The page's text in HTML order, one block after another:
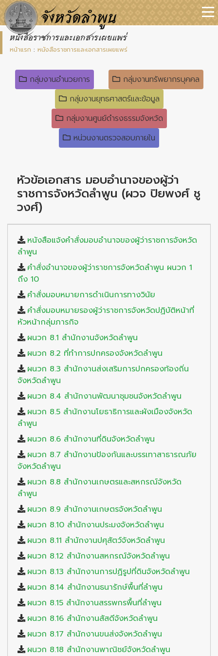
หนังสือราชการและเอกสารเผยแพร่
หน้าแรก : หนังสือราชการและเอกสารเผยแพร่
กลุ่มงานอำนวยการ
กลุ่มงานทรัพยากรบุคคล
กลุ่มงานยุทธศาสตร์และข้อมูล
กลุ่มงานศูนย์ดำรงธรรมจังหวัด
หน่วนงานตรวจสอบภายใน
หัวข้อเอกสาร มอบอำนาจของผู้ว่า
ราชการจังหวัดลำพูน (ผวจ ปิยพงศ์ ชู
วงศ์)
หนังสือแจ้งคำสั่งมอบอำนาจของผู้ว่าราชการจังหวัด
ลำพูน
คำสั่งอำนาจของผู้ว่าราชการจังหวัดลำพูน ผนวก 1
ถึง 10
คำสั่งมอบหมายการดำเนินการทางวินัย
คำสั่งมอบหมายรองผู้ว่าราชการจังหวัดปฏิบัติหน้าที่
หัวหน้ากลุ่มภารกิจ
ผนวก 8.1 สำนักงานจังหวัดลำพูน
ผนวก 8.2 ที่ทำการปกครองจังหวัดลำพูน
ผนวก 8.3 สำนักงานส่งเสริมการปกครองท้องถิ่น
จังหวัดลำพูน
ผนวก 8.4 สำนักงานพัฒนาชุมชนจังหวัดลำพูน
ผนวก 8.5 สำนักงานโยธาธิการและผังเมืองจังหวัด
ลำพูน
ผนวก 8.6 สำนักงานที่ดินจังหวัดลำพูน
ผนวก 8.7 สำนักงานป้องกันและบรรเทาสาธารณภัย
จังหวัดลำพูน
ผนวก 8.8 สำนักงานเกษตรและสหกรณ์จังหวัด
ลำพูน
ผนวก 8.9 สำนักงานเกษตรจังหวัดลำพูน
ผนวก 8.10 สำนักงานประมงจังหวัดลำพูน
ผนวก 8.11 สำนักงานปศุสัตว์จังหวัดลำพูน
ผนวก 8.12 สำนักงานสหกรณ์จังหวัดลำพูน
ผนวก 8.13 สำนักงานการปฏิรูปที่ดินจังหวัดลำพูน
ผนวก 8.14 สำนักงานธนารักษ์พื้นที่ลำพูน
ผนวก 8.15 สำนักงานสรรพกรพื้นที่ลำพูน
ผนวก 8.16 สำนักงานสัสดีจังหวัดลำพูน
ผนวก 8.17 สำนักงานขนส่งจังหวัดลำพูน
ผนวก 8.18 สำนักงานพาณิชย์จังหวัดลำพูน